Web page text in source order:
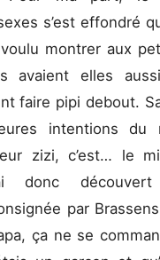
s’est effondré
voulu montrer aux
avaient elles
faire pipi debout.
intentions du
zizi, c’est… le
donc
par
ça ne se